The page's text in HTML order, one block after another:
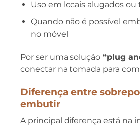
Uso em locais alugados ou
Quando não é possível
no móvel
Por ser uma solução“plug
conectar na tomada para
Diferença entre
embutir
A principal diferença está na